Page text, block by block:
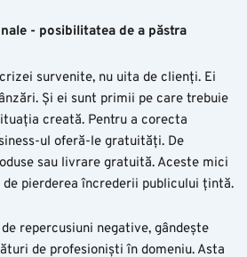
- posibilitatea de a păstra
survenite, nu uita de clienți. Ei
Și ei sunt primii pe care trebuie
creată. Pentru a corecta
ul oferă-le gratuități. De
sau livrare gratuită. Aceste mici
pierderea încrederii publicului țintă.
repercusiuni negative, gândește
de profesioniști în domeniu. Asta